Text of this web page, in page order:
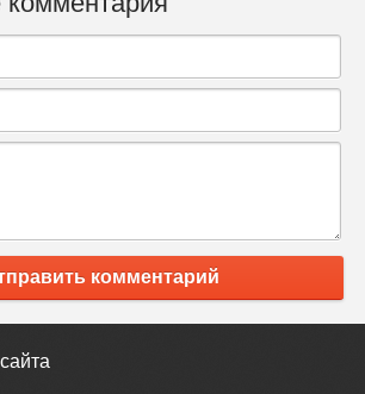
комментарий